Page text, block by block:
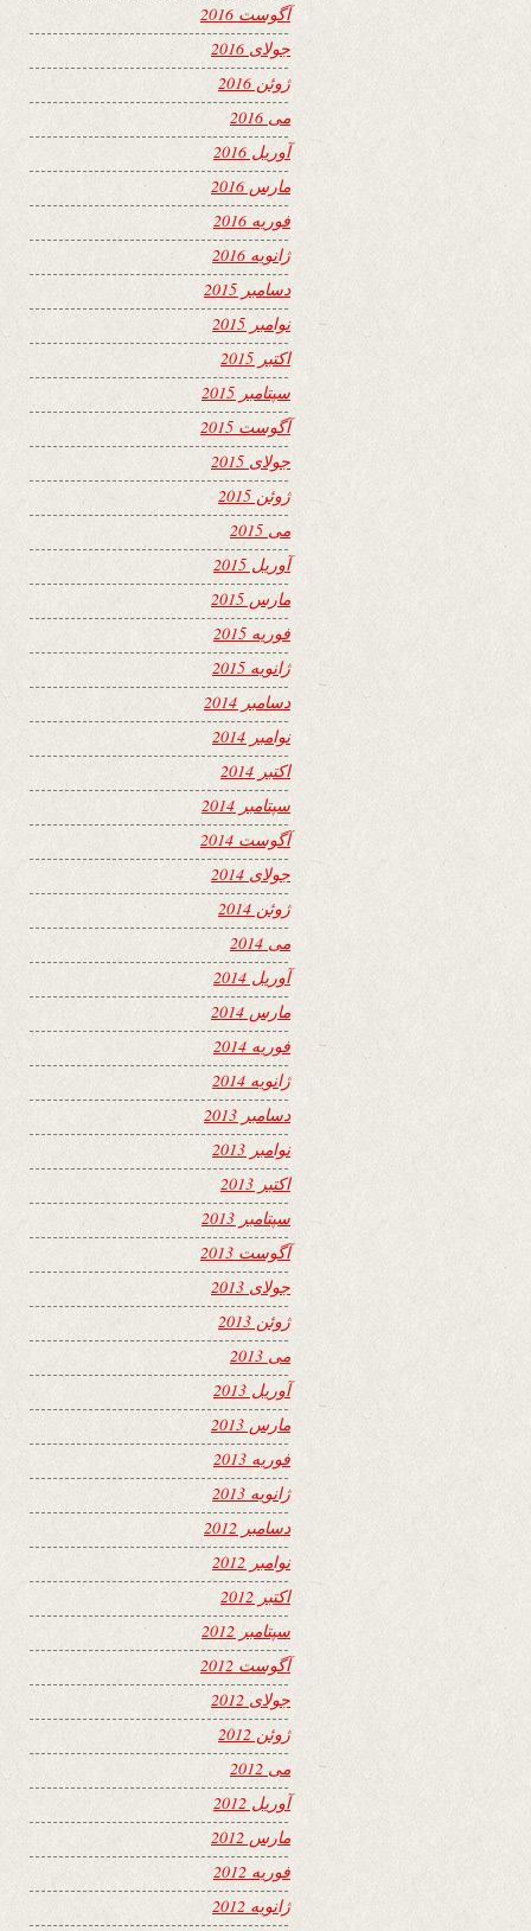
آگوست 2016
جولای 2016
ژوئن 2016
می 2016
آوریل 2016
مارس 2016
فوریه 2016
ژانویه 2016
دسامبر 2015
نوامبر 2015
اکتبر 2015
سپتامبر 2015
آگوست 2015
جولای 2015
ژوئن 2015
می 2015
آوریل 2015
مارس 2015
فوریه 2015
ژانویه 2015
دسامبر 2014
نوامبر 2014
اکتبر 2014
سپتامبر 2014
آگوست 2014
جولای 2014
ژوئن 2014
می 2014
آوریل 2014
مارس 2014
فوریه 2014
ژانویه 2014
دسامبر 2013
نوامبر 2013
اکتبر 2013
سپتامبر 2013
آگوست 2013
جولای 2013
ژوئن 2013
می 2013
آوریل 2013
مارس 2013
فوریه 2013
ژانویه 2013
دسامبر 2012
نوامبر 2012
اکتبر 2012
سپتامبر 2012
آگوست 2012
جولای 2012
ژوئن 2012
می 2012
آوریل 2012
مارس 2012
فوریه 2012
ژانویه 2012